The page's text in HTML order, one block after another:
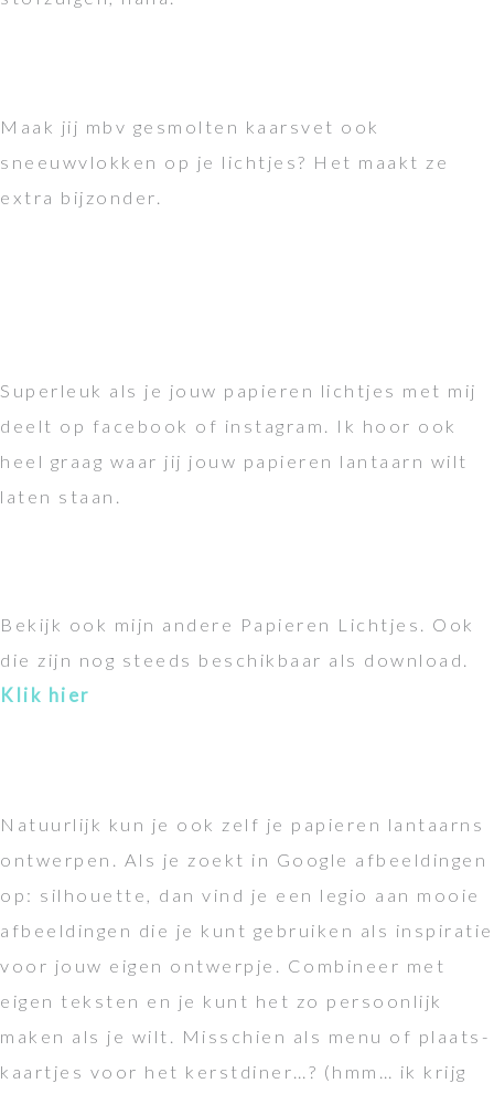
Maak jij mbv gesmolten kaarsvet ook
sneeuwvlokken op je lichtjes? Het maakt ze
extra bijzonder.
Superleuk als je jouw papieren lichtjes met mij
deelt op facebook of instagram. Ik hoor ook
heel graag waar jij jouw papieren lantaarn wilt
laten staan.
Bekijk ook mijn andere Papieren Lichtjes. Ook
die zijn nog steeds beschikbaar als download.
Klik hier
Natuurlijk kun je ook zelf je papieren lantaarns
ontwerpen. Als je zoekt in Google afbeeldingen
op: silhouette, dan vind je een legio aan mooie
afbeeldingen die je kunt gebruiken als inspiratie
voor jouw eigen ontwerpje. Combineer met
eigen teksten en je kunt het zo persoonlijk
maken als je wilt. Misschien als menu of plaats-
kaartjes voor het kerstdiner…? (hmm… ik krijg